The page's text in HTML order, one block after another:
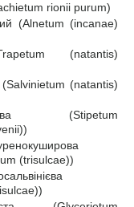
rionii purum)
(Alnetum (incanae)
(natantis)
(Salvinietum (natantis)
(Stipetum
(trisulcae))